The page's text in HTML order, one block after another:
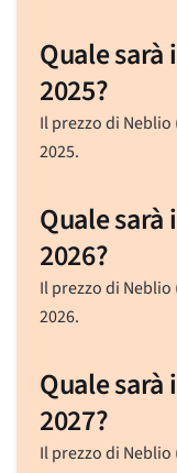
Quale
2025?
Il prezzo di
2025.
Quale
2026?
Il prezzo di
2026.
Quale
2027?
Il prezzo di